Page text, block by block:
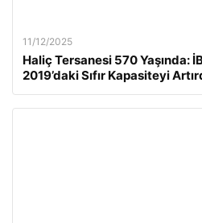
11/12/2025
Haliç Tersanesi 570 Yaşında:
2019’daki Sıfır Kapasiteyi